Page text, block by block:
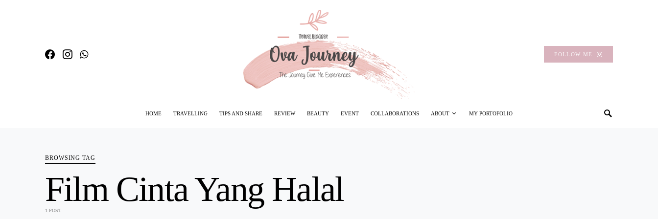
FOLLOW ME
HOME TRAVELLING TIPS AND SHARE REVIEW BEAUTY EVENT COLLABORATIONS ABOUT MY PORTOFOLIO
BROWSING TAG
Film Cinta Yang Halal
1 POST